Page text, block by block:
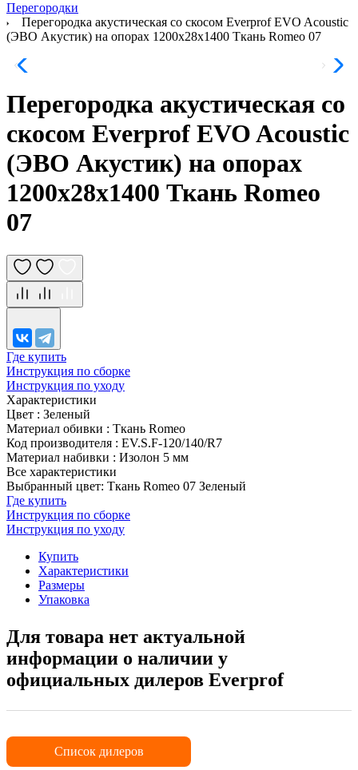
Перегородки
Перегородка акустическая со скосом Everprof EVO Acoustic
(ЭВО Акустик) на опорах 1200х28х1400 Ткань Romeo 07
Перегородка акустическая со
скосом Everprof EVO Acoustic
(ЭВО Акустик) на опорах
1200х28х1400 Ткань Romeo
07
Где купить
Инструкция по сборке
Инструкция по уходу
Характеристики
Цвет : Зеленый
Материал обивки : Ткань Romeo
Код производителя : EV.S.F-120/140/R7
Материал набивки : Изолон 5 мм
Все характеристики
Выбранный цвет: Ткань Romeo 07 Зеленый
Где купить
Инструкция по сборке
Инструкция по уходу
Купить
Характеристики
Размеры
Упаковка
Для товара нет актуальной
информации о наличии у
официальных дилеров Everprof
Список дилеров